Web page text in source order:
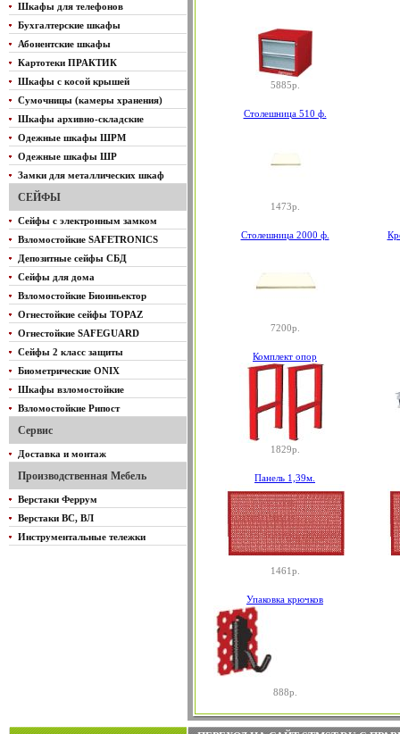
Шкафы для телефонов
Бухгалтерские шкафы
Абонентские шкафы
Картотеки ПРАКТИК
Шкафы с косой крышей
Сумочницы (камеры хранения)
Шкафы архивно-складские
Одежные шкафы ШРМ
Одежные шкафы ШР
Замки для металлических шкаф
СЕЙФЫ
Сейфы с электронным замком
Взломостойкие SAFETRONICS
Депозитные сейфы СБД
Сейфы для дома
Взломостойкие Биоиньектор
Огнестойкие сейфы TOPAZ
Огнестойкие SAFEGUARD
Сейфы 2 класс защиты
Биометрические ONIX
Шкафы взломостойкие
Взломостойкие Рипост
Сервис
Доставка и монтаж
Производственная Мебель
Верстаки Феррум
Верстаки ВС, ВЛ
Инструментальные тележки
5885р.
Столешница 510 ф.
1473р.
Столешница 2000 ф.
7200р.
Комплект опор
1829р.
Панель 1,39м.
1461р.
Упаковка крючков
888р.